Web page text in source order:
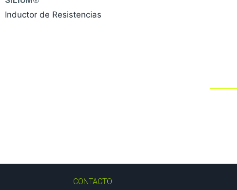
Inductor de Resistencias
CONTACTO